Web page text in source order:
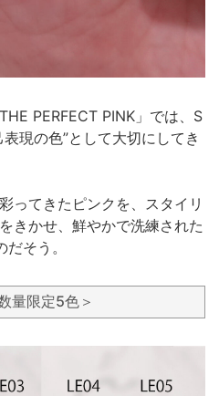
PERFECT PINK」では、S
現の色”として大切にしてき
ってきたピンクを、スタイリ
きかせ、鮮やかで洗練された
そう。
量限定5色＞